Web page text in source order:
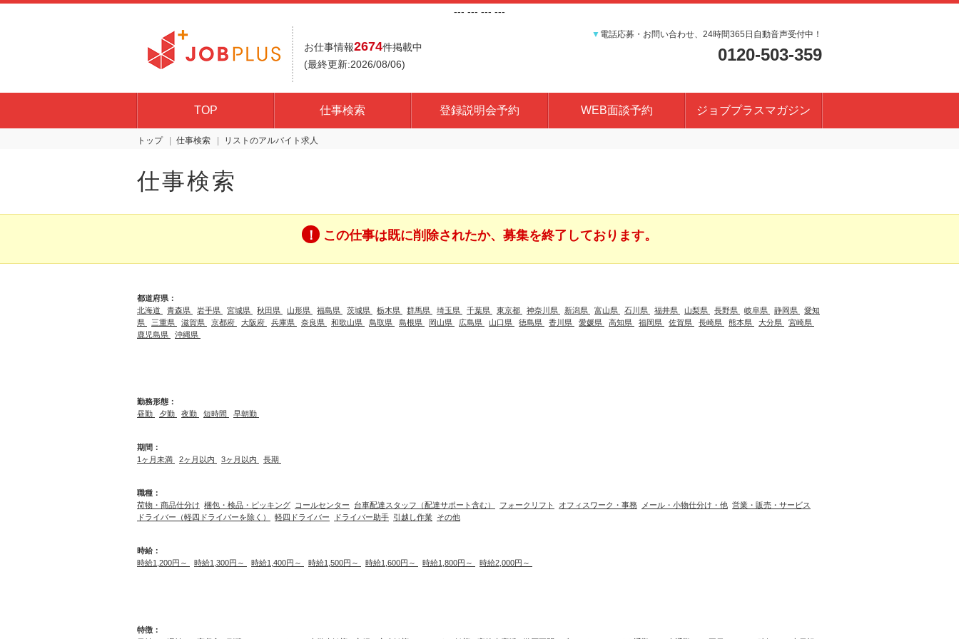
--- --- --- ---
お仕事情報2674件掲載中
(最終更新:2026/08/06)
▼ 電話応募・お問い合わせ、24時間365日自動音声受付中！
0120-503-359
TOP 仕事検索 登録説明会予約 WEB面談予約 ジョブプラスマガジン
トップ 仕事検索 リスト
仕事検索
この仕事は既に削除されたか、募集を終了しております。
都道府県：
北海道
青森県 岩手県 宮城県 秋田県 山形県 福島県 茨城県 栃木県 群馬県 埼玉県 千葉県 東京都 神奈川県 新潟県 富山県 石川県 福井県 山梨県 長野県 岐阜県 静岡県
愛知
県
三重県 滋賀県 京都府 大阪府 兵庫県 奈良県 和歌山県 鳥取県 島根県 岡山県 広島県 山口県 徳島県 香川県 愛媛県 高知県 福岡県 佐賀県 長崎県 熊本県 大分県
宮崎県
鹿児島県
沖縄県
勤務形態：
昼勤
夕勤 夜勤 短時間 早朝勤
期間：
1ヶ月未満
2ヶ月以内 3ヶ月以内 長期
職種：
荷物・商品仕分け 梱包・検品・ピッキング コールセンター 台車配達スタッフ（配達サポート含む） フォークリフト オフィスワーク・事務 メール・小物仕分け・他 営業・販売・サービス
ドライバー（軽四ドライバーを除く）
軽四ドライバー ドライバー助手 引越し作業 その他
時給：
時給1,200円～
時給1,300円～ 時給1,400円～ 時給1,500円～ 時給1,600円～ 時給1,800円～ 時給2,000円～
特徴：